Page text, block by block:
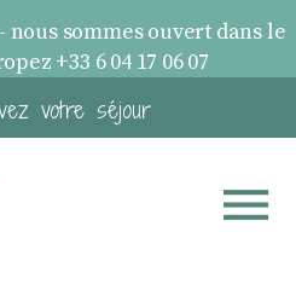
nous sommes ouvert dans le
+33 6 04 17 06 07
votre séjour